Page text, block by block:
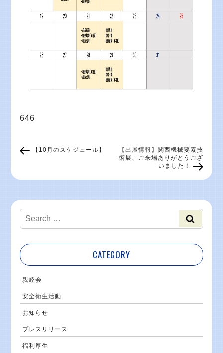
646
【10月のスケジュール】
【出展情報】関西機械要素技
術展、ご来場ありがとうござ
いました！
CATEGORY
親睦会
安全衛生活動
お知らせ
プレスリリース
福利厚生